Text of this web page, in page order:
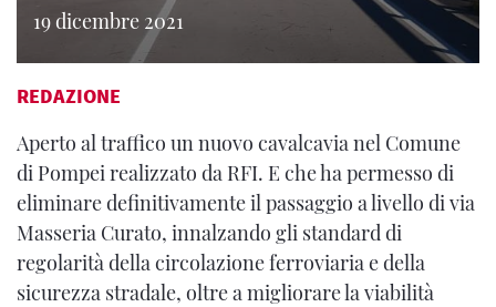
19 dicembre 2021
REDAZIONE
Aperto al traffico un nuovo cavalcavia nel Comune
di Pompei realizzato da RFI. E che ha permesso di
eliminare definitivamente il passaggio a livello di via
Masseria Curato, innalzando gli standard di
regolarità della circolazione ferroviaria e della
sicurezza stradale, oltre a migliorare la viabilità